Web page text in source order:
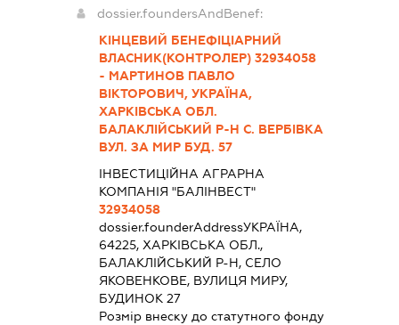
dossier.foundersAndBenef:
КІНЦЕВИЙ БЕНЕФІЦІАРНИЙ
ВЛАСНИК(КОНТРОЛЕР) 32934058
- МАРТИНОВ ПАВЛО
ВІКТОРОВИЧ, УКРАЇНА,
ХАРКІВСЬКА ОБЛ.
БАЛАКЛІЙСЬКИЙ Р-Н С. ВЕРБІВКА
ВУЛ. ЗА МИР БУД. 57
ІНВЕСТИЦІЙНА АГРАРНА
КОМПАНІЯ "БАЛІНВЕСТ"
32934058
dossier.founderAddressУКРАЇНА,
64225, ХАРКІВСЬКА ОБЛ.,
БАЛАКЛІЙСЬКИЙ Р-Н, СЕЛО
ЯКОВЕНКОВЕ, ВУЛИЦЯ МИРУ,
БУДИНОК 27
Розмір внеску до статутного фонду